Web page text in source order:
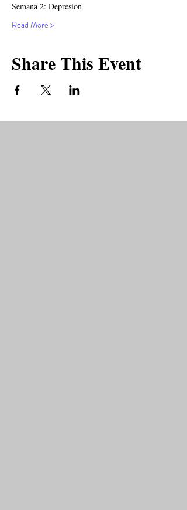
Semana 2: Depresion
Read More >
Share This Event